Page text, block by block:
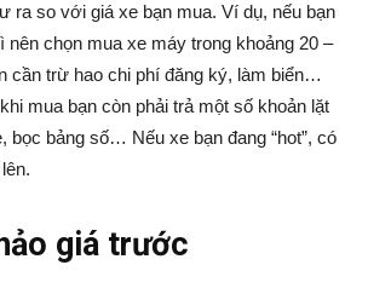
ra so với giá xe bạn mua. Ví dụ, nếu bạn
nên chọn mua xe máy trong khoảng 20 –
cần trừ hao chi phí đăng ký, làm biển…
mua bạn còn phải trả một số khoản lặt
bọc bảng số… Nếu xe bạn đang “hot”, có
giá trước